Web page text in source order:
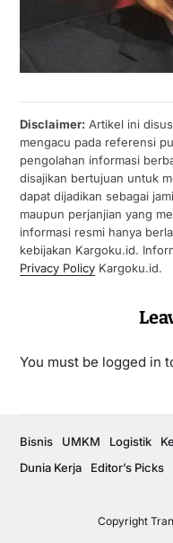
Disclaimer:Artikel ini
mengacu pada referensi
pengolahan informasi
disajikan bertujuan untuk
dapat dijadikan sebagai
maupun perjanjian yang
informasi resmi hanya
kebijakan Kargoku.id.
Privacy PolicyKargoku.id.
You must be logged in
Copyright
Bisnis UMKM Logistik
Dunia Kerja
Editor’s Picks